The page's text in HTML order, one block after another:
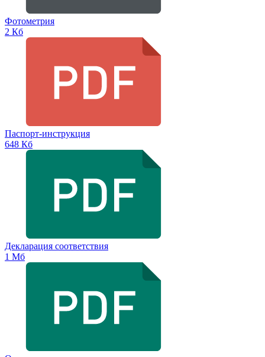
Фотометрия
2 Кб
Паспорт-инструкция
648 Кб
Декларация соответствия
1 Мб